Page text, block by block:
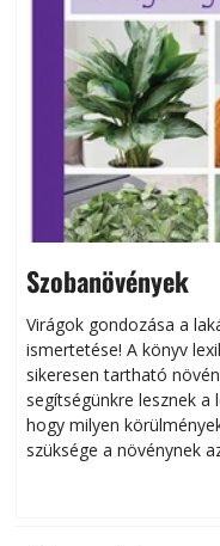
Szobanövények
Virágok gondozása a
ismertetése! A könyv
sikeresen tart­ha­tó
segítségünkre lesznek
hogy milyen
szüksége a növénynek